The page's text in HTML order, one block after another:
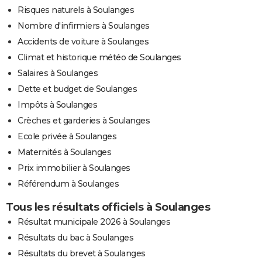
Risques naturels à Soulanges
Nombre d'infirmiers à Soulanges
Accidents de voiture à Soulanges
Climat et historique météo de Soulanges
Salaires à Soulanges
Dette et budget de Soulanges
Impôts à Soulanges
Crèches et garderies à Soulanges
Ecole privée à Soulanges
Maternités à Soulanges
Prix immobilier à Soulanges
Référendum à Soulanges
Tous les résultats officiels à Soulanges
Résultat municipale 2026 à Soulanges
Résultats du bac à Soulanges
Résultats du brevet à Soulanges